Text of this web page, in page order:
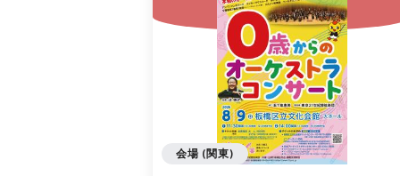
会場 (関東)